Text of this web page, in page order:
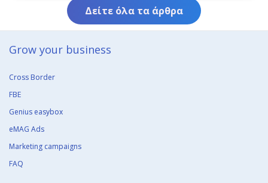
Δείτε όλα τα άρθρα
Grow your business​
Cross Border
FBE
Genius easybox
eMAG Ads
Marketing campaigns
FAQ